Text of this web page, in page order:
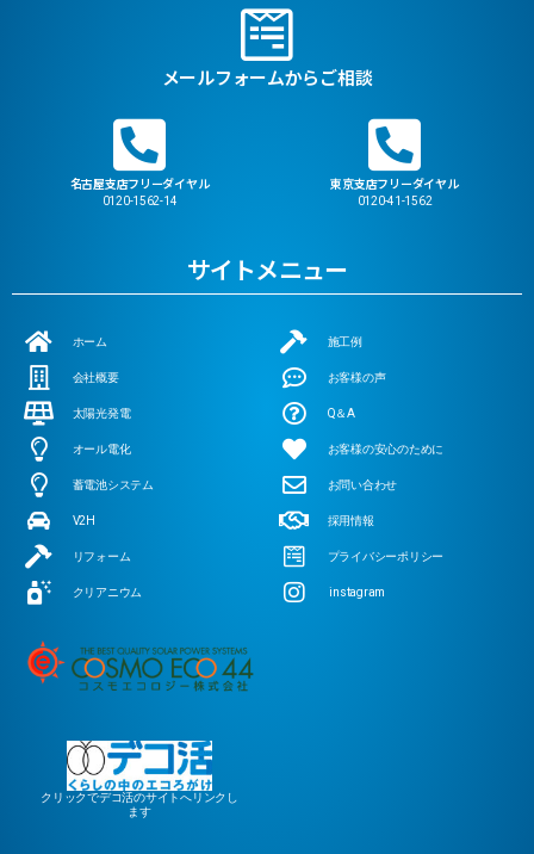
メールフォームからご相談
名古屋支店フリーダイヤル
0120-1562-14
東京支店フリーダイヤル
0120-41-1562
サイトメニュー
ホーム
会社概要
太陽光発電
オール電化
蓄電池システム
V2H
リフォーム
クリアニウム
施工例
お客様の声
Q＆A
お客様の安心のために
お問い合わせ
採用情報
プライバシーポリシー
instagram
クリックでデコ活のサイトへリンクし
ます